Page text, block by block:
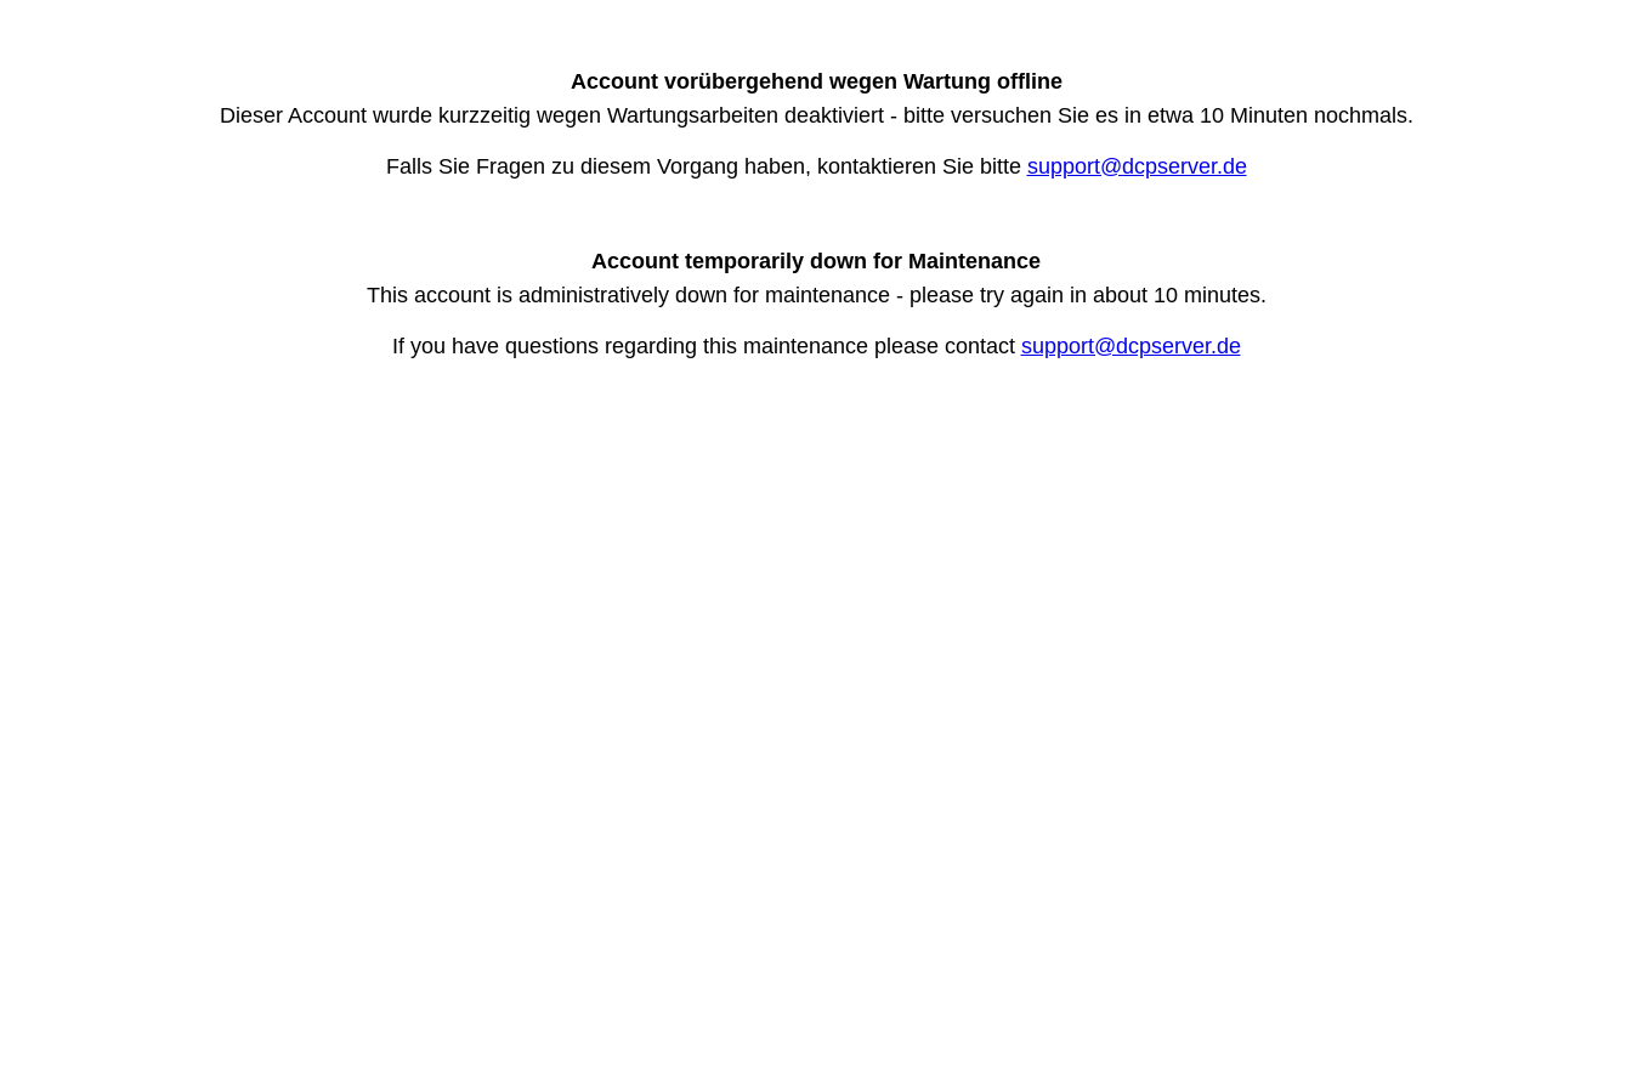
Account vorübergehend wegen Wartung offline
Dieser Account wurde kurzzeitig wegen Wartungsarbeiten deaktiviert - bitte versuchen Sie es in etwa 10 Minuten nochmals.
Falls Sie Fragen zu diesem Vorgang haben, kontaktieren Sie bitte support@dcpserver.de
Account temporarily down for Maintenance
This account is administratively down for maintenance - please try again in about 10 minutes.
If you have questions regarding this maintenance please contact support@dcpserver.de